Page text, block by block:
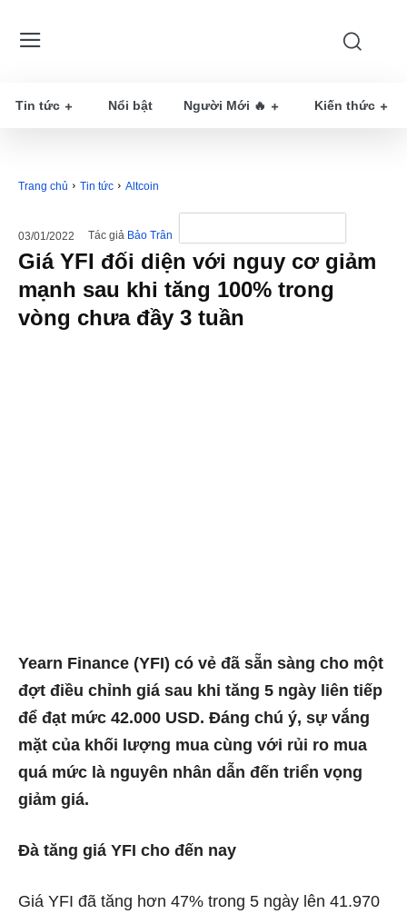
Tin tức Nổi bật Người Mới 🔥 Kiến thức
Trang chủ Tin tức Altcoin
03/01/2022 Tác giả Bảo Trân
Giá YFI đối diện với nguy cơ giảm
mạnh sau khi tăng 100% trong
vòng chưa đầy 3 tuần
Yearn Finance (YFI) có vẻ đã sẵn sàng cho một
đợt điều chỉnh giá sau khi tăng 5 ngày liên tiếp
để đạt mức 42.000 USD. Đáng chú ý, sự vắng
mặt của khối lượng mua cùng với rủi ro mua
quá mức là nguyên nhân dẫn đến triển vọng
giảm giá.
Đà tăng giá YFI cho đến nay
Giá YFI đã tăng hơn 47% trong 5 ngày lên 41.970